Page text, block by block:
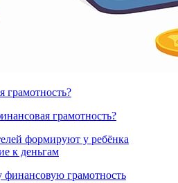
грамотность?
грамотность?
формируют у ребёнка
к деньгам
финансовую грамотность